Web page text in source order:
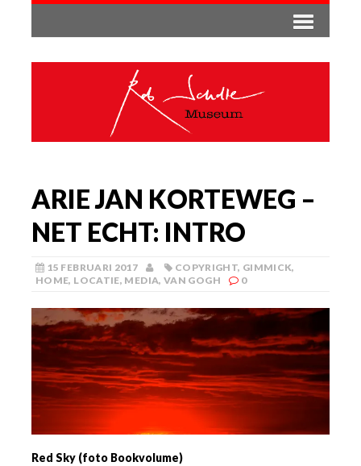
ARIE JAN KORTEWEG –
NET ECHT: INTRO
15 FEBRUARI 2017 COPYRIGHT, GIMMICK,
HOME, LOCATIE, MEDIA, VAN GOGH 0
Red Sky (foto Bookvolume)